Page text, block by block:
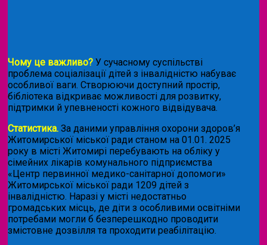
Чому це важливо? У сучасному суспільстві
проблема соціалізації дітей з інвалідністю набуває
особливої ваги. Створюючи доступний простір,
бібліотека відкриває можливості для розвитку,
підтримки й упевненості кожного відвідувача.
Статистика. За даними управління охорони здоров’я
Житомирської міської ради станом на 01.01. 2025
року в місті Житомирі перебувають на обліку у
сімейних лікарів комунального підприємства
«Центр первинної медико-санітарної допомоги»
Житомирської міської ради 1209 дітей з
інвалідністю. Наразі у місті недостатньо
громадських місць, де діти з особливими освітніми
потребами могли б безперешкодно проводити
змістовне дозвілля та проходити реабілітацію.